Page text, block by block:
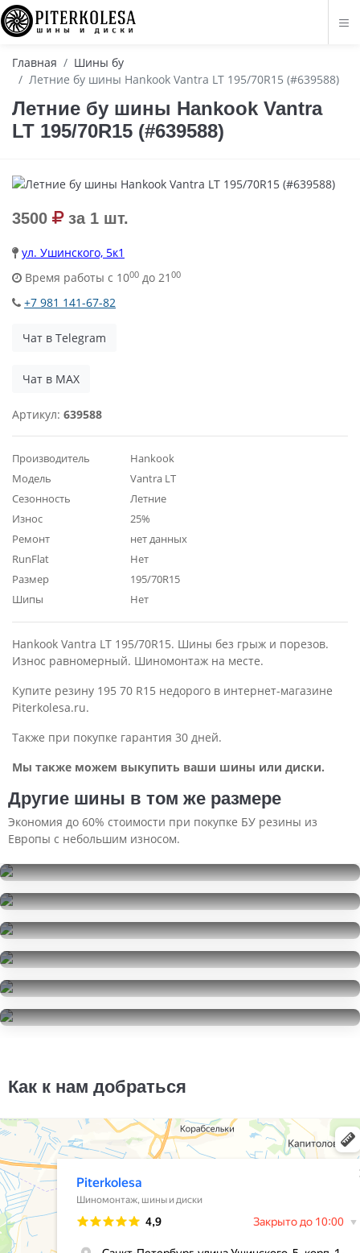
Главная
Шины бу
Летние бу шины Hankook Vantra LT 195/70R15 (#639588)
Летние бу шины Hankook Vantra
LT 195/70R15 (#639588)
3500 за 1 шт.
ул. Ушинского, 5к1
Время работы с 1000 до 21 00
+7 981 141-67-82
Чат в Telegram
Чат в MAX
Артикул: 639588
Производитель
Hankook
Модель
Vantra LT
Сезонность
Летние
Износ
25%
Ремонт
нет данных
RunFlat
Нет
Размер
195/70R15
Шипы
Нет
Hankook Vantra LT 195/70R15. Шины без грыж и порезов.
Износ равномерный. Шиномонтаж на месте.
Купите резину 195 70 R15 недорого в интернет-магазине
Piterkolesa.ru.
Также при покупке гарантия 30 дней.
Мы также можем выкупить ваши шины или диски.
Другие шины в том же размере
Экономия до 60% стоимости при покупке БУ резины из
Европы с небольшим износом.
195/70R15
10000
за 2 шт.
195/70R15
18000
за 4 шт.
195/70R15
14000
за 4 шт.
195/70R15
7000
за 2 шт.
195/70R15
Как к нам добраться